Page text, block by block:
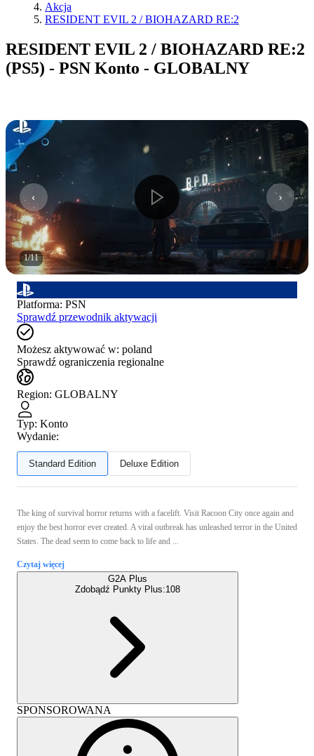
Akcja
RESIDENT EVIL 2 / BIOHAZARD RE:2
RESIDENT EVIL 2 / BIOHAZARD RE:2
(PS5) - PSN Konto - GLOBALNY
1/11
Platforma: PSN
Sprawdź przewodnik aktywacji
Możesz aktywować w: poland
Sprawdź ograniczenia regionalne
Region: GLOBALNY
Typ: Konto
Wydanie:
Standard Edition Deluxe Edition
The king of survival horror returns with a facelift. Visit Racoon City once again and
enjoy the best horror ever created. A viral outbreak has unleashed terror in the United
States. The dead seem to come back to life and ...
Czytaj więcej
G2A Plus
Zdobądź Punkty Plus:108
SPONSOROWANA